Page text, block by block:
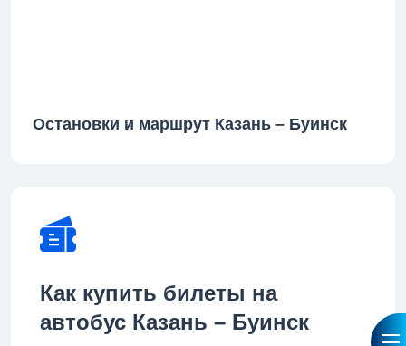
Остановки и маршрут Казань – Буинск
Как купить билеты на
автобус Казань – Буинск